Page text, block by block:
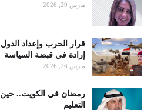
مارس 29, 2026
قرار الحرب وإعداد
إرادة في قبضة السياسة
مارس 26, 2026
رمضان في الكويت.. حين
التعليم